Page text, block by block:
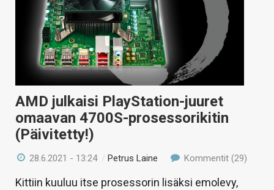
VAIHDA TEEMA
HAKU
AMD julkaisi PlayStation-juuret
omaavan 4700S-prosessorikitin
(Päivitetty!)
28.6.2021 - 13:24 /Petrus Laine Kommentit (29)
Kittiin kuuluu itse prosessorin lisäksi emolevy,